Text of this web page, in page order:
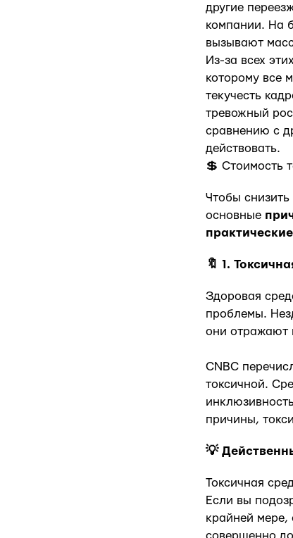
другие
компании. На
вызывают
Из-за всех
которому все
текучесть
тревожный
сравнению с
действовать.
💲 Стоимость
Чтобы
основные
🔖 1.
Здоровая
проблемы.
они отражают
CNBC
токсичной.
причины,
💡
Токсичная
Если вы
крайней мере,
совершенно